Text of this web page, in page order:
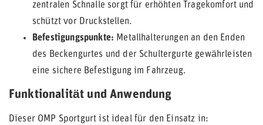
zentralen Schnalle sorgt für erhöhten Tragekomfort und
schützt vor Druckstellen.
Befestigungspunkte: Metallhalterungen an den Enden
des Beckengurtes und der Schultergurte gewährleisten
eine sichere Befestigung im Fahrzeug.
Funktionalität und Anwendung
Dieser OMP Sportgurt ist ideal für den Einsatz in: